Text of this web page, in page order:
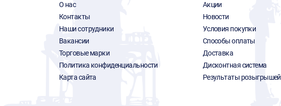
О нас
Контакты
Наши сотрудники
Вакансии
Торговые марки
Политика конфиденциальности
Карта сайта
Акции
Новости
Условия покупки
Способы оплаты
Доставка
Дисконтная система
Результаты розыгрышей